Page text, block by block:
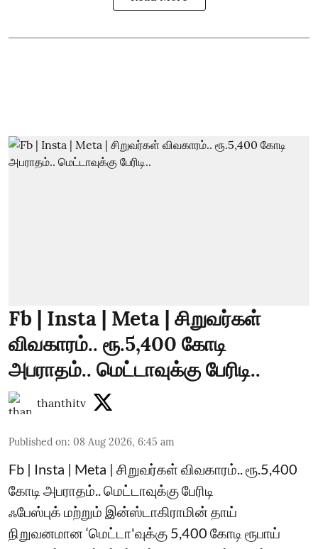
Fb | Insta | Meta | சிறுவர்கள்
விவகாரம்.. ரூ.5,400 கோடி
அபராதம்.. மெட்டாவுக்கு பேரிடி..
thanthitv
Published on: 08 Aug 2026, 6:45 am
Fb | Insta | Meta | சிறுவர்கள் விவகாரம்.. ரூ.5,400
கோடி அபராதம்.. மெட்டாவுக்கு பேரிடி
ஃபேஸ்புக் மற்றும் இன்ஸ்டாகிராமின் தாய்
நிறுவனமான ‘மெட்டா'வுக்கு 5,400 கோடி ரூபாய்